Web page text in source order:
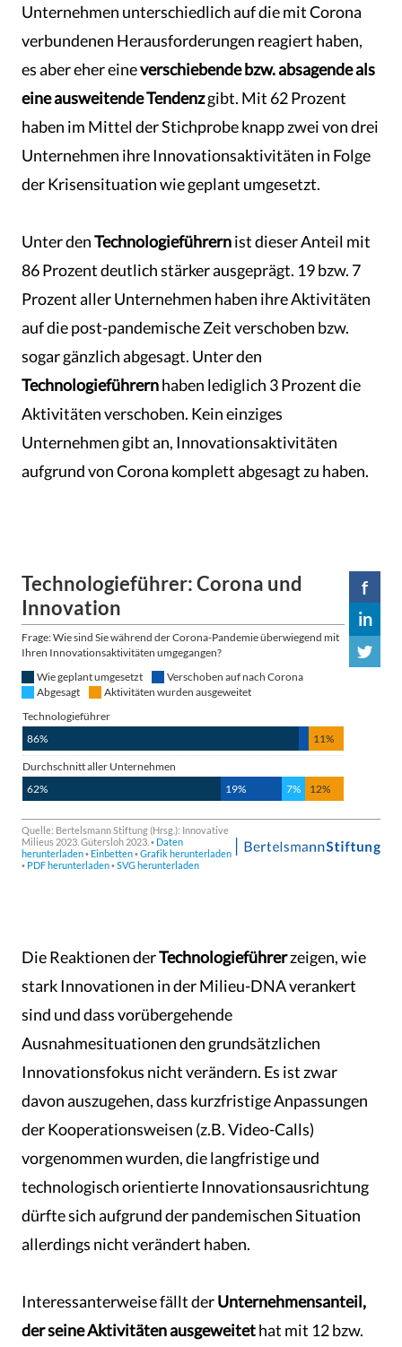
Unternehmen unterschiedlich auf die mit Corona
verbundenen Herausforderungen reagiert haben,
es aber eher eineverschiebende bzw. absagende als
eine ausweitende Tendenzgibt. Mit 62 Prozent
haben im Mittel der Stichprobe knapp zwei von drei
Unternehmen ihre Innovationsaktivitäten in Folge
der Krisensituation wie geplant umgesetzt.
Unter denTechnologieführernist dieser Anteil mit
86 Prozent deutlich stärker ausgeprägt. 19 bzw. 7
Prozent aller Unternehmen haben ihre Aktivitäten
auf die post-pandemische Zeit verschoben bzw.
sogar gänzlich abgesagt. Unter den
Technologieführernhaben lediglich 3 Prozent die
Aktivitäten verschoben. Kein einziges
Unternehmen gibt an, Innovationsaktivitäten
aufgrund von Corona komplett abgesagt zu haben.
Die Reaktionen derTechnologieführerzeigen, wie
stark Innovationen in der Milieu-DNA verankert
sind und dass vorübergehende
Ausnahmesituationen den grundsätzlichen
Innovationsfokus nicht verändern. Es ist zwar
davon auszugehen, dass kurzfristige Anpassungen
der Kooperationsweisen (z.B. Video-Calls)
vorgenommen wurden, die langfristige und
technologisch orientierte Innovationsausrichtung
dürfte sich aufgrund der pandemischen Situation
allerdings nicht verändert haben.
Interessanterweise fällt derUnternehmensanteil,
der seine Aktivitäten ausgeweitethat mit 12 bzw.